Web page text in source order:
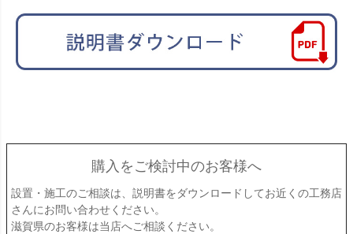
購入をご検討中のお客様へ
設置・施工のご相談は、説明書をダウンロードしてお近くの工務店
さんにお問い合わせください。
滋賀県のお客様は当店へご相談ください。